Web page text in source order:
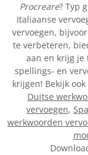
Procreare? Typ
Italiaanse
vervoegen,
te verbeteren,
aan en krijg je
spellings- en
krijgen! Bekijk
Duitse
vervoegen,
werkwoorden